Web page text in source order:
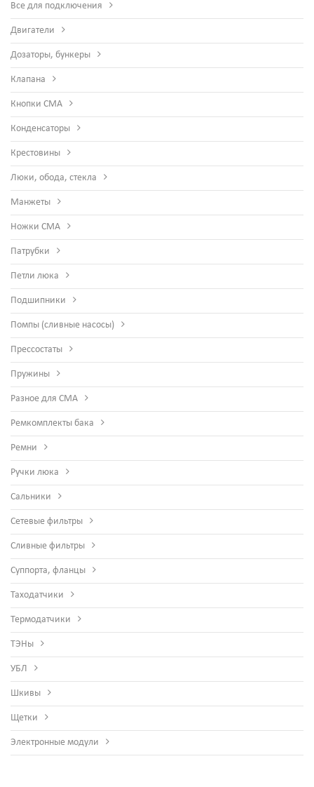
Все для подключения
Двигатели
Дозаторы, бункеры
Клапана
Кнопки СМА
Конденсаторы
Крестовины
Люки, обода, стекла
Манжеты
Ножки СМА
Патрубки
Петли люка
Подшипники
Помпы (сливные насосы)
Прессостаты
Пружины
Разное для СМА
Ремкомплекты бака
Ремни
Ручки люка
Сальники
Сетевые фильтры
Сливные фильтры
Суппорта, фланцы
Таходатчики
Термодатчики
ТЭНы
УБЛ
Шкивы
Щетки
Электронные модули